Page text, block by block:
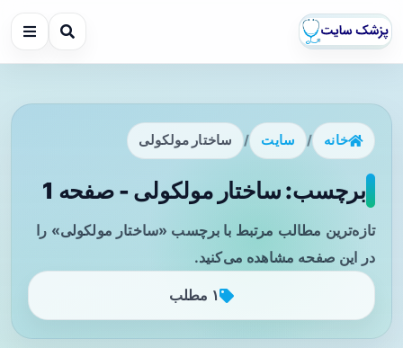
خانه / سایت / ساختار مولکولی
برچسب: ساختار مولکولی - صفحه 1
تازه‌ترین مطالب مرتبط با برچسب «ساختار مولکولی» را
در این صفحه مشاهده می‌کنید.
۱ مطلب